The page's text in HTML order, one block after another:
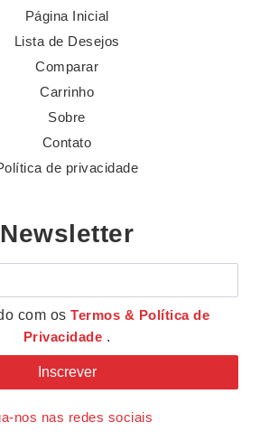
Página Inicial
Lista de Desejos
Comparar
Carrinho
Sobre
Contato
de privacidade
Newsletter
com osTermos & Política de
Privacidade .
nos nas redes sociais